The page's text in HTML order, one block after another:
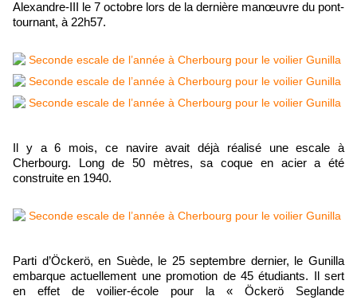
Alexandre-III le 7 octobre lors de la dernière manœuvre du pont-
tournant, à 22h57.
Il y a 6 mois, ce navire avait déjà réalisé une escale à
Cherbourg. Long de 50 mètres, sa coque en acier a été
construite en 1940.
Parti d’Öckerö, en Suède, le 25 septembre dernier, le Gunilla
embarque actuellement une promotion de 45 étudiants. Il sert
en effet de voilier-école pour la « Öckerö Seglande